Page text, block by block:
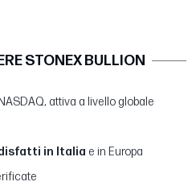
STONEX BULLION
attiva a livello globale
in Italia e in Europa